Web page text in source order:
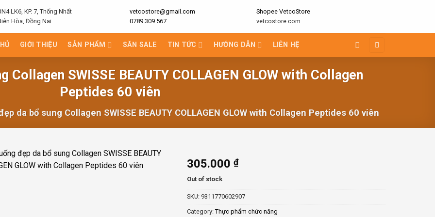
LK6, KP. 7, Thống Nhất
Hòa, Đồng Nai
vetcostore@gmail.com
0789.309.567
Shopee VetcoStore
vetcostore.com
GIỚI THIỆU SẢN PHẨM SĂN SALE TIN TỨC HƯỚNG DẪN LIÊN HỆ
Collagen SWISSE BEAUTY COLLAGEN GLOW with Collagen
Peptides 60 viên
da bổ sung Collagen SWISSE BEAUTY COLLAGEN GLOW with Collagen Peptides 60 viên
305.000₫
Out of stock
SKU: 9311770602907
Category:Thực phẩm chức năng